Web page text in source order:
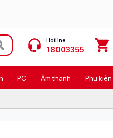
Series
Hotline
18003355
PC Âm thanh Phụ kiện